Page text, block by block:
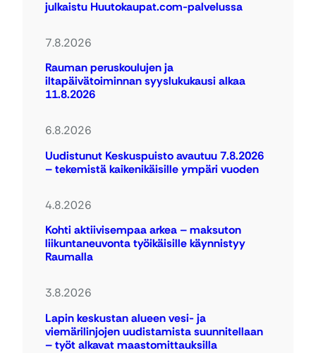
julkaistu Huutokaupat.com-palvelussa
7.8.2026
Rauman peruskoulujen ja
iltapäivätoiminnan syyslukukausi alkaa
11.8.2026
6.8.2026
Uudistunut Keskuspuisto avautuu 7.8.2026
– tekemistä kaikenikäisille ympäri vuoden
4.8.2026
Kohti aktiivisempaa arkea – maksuton
liikuntaneuvonta työikäisille käynnistyy
Raumalla
3.8.2026
Lapin keskustan alueen vesi- ja
viemärilinjojen uudistamista suunnitellaan
– työt alkavat maastomittauksilla